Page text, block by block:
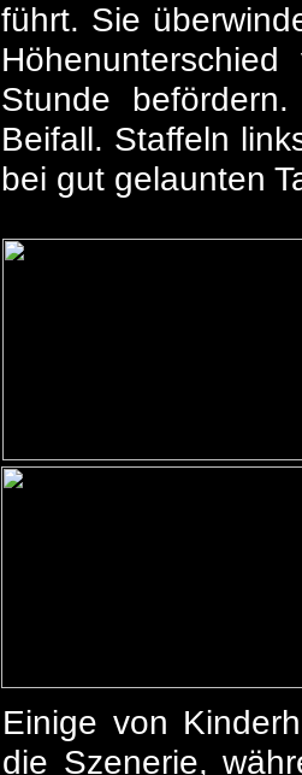
führt. Sie
Stunde
Beifall. Staffeln
bei gut gelaunten
Einige von
die Szenerie,